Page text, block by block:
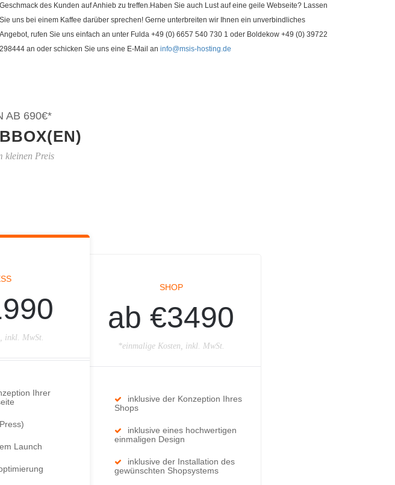
Geschmack des Kunden auf Anhieb zu treffen.Haben Sie auch Lust auf eine geile Webseite? Lassen
Sie uns bei einem Kaffee darüber sprechen! Gerne unterbreiten wir Ihnen ein unverbindliches
Angebot, rufen Sie uns einfach an unter Fulda +49 (0) 6657 540 730 1 oder Boldekow +49 (0) 39722
298444 an oder schicken Sie uns eine E-Mail an info@msis-hosting.de
AB 690€*
kleinen Preis
inkl. MwSt.
Ihrer
Launch
SHOP
ab €3490
*einmalige Kosten, inkl. MwSt.
inklusive der Konzeption Ihres
Shops
inklusive eines hochwertigen
einmaligen Design
inklusive der Installation des
gewünschten Shopsystems